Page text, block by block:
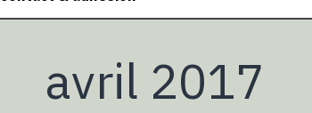
avril 2017